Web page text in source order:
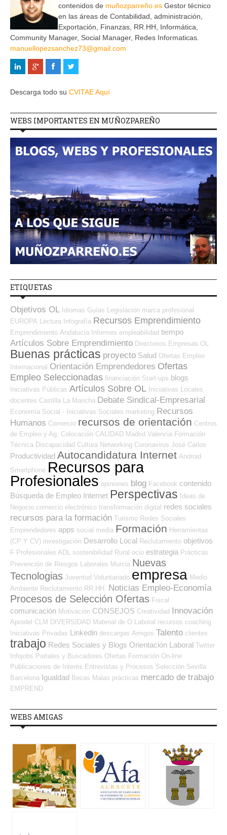
contenidos de muñozparreño.es Gestor técnico
en las áreas de Contabilidad, administración,
Exportación, Finanzas, RR.HH, Informática,
Community Manager, Social Manager, Redes Informaticas.
manuellopezsanchez73@gmail.com
Descarga todo su CVITAE Aquí
WEBS IMPORTANTES EN MUÑOZPAREÑO
ETIQUETAS
Objetivos OL Idiomas Guías Legislación marca profesional
EUROPA Lectura Infografía Recursos Emprendimiento
Emprendimiento Andalucía Informes empleabilidad tiempo
Artículos Sobre Emprendimiento Directorios Empresas OL
Buenas prácticas proyecto Salud Ofertas Empleo
Internacional Orientación Emprendedores Ofertas
Empleo Seleccionadas financiación Start-ups blogs
Iniciativas Públicas Artículos Sobre OL Iniciativas Locales
docentes Castilla La Mancha Debate Sindical-Empresarial
Economía Social - Iniciativas Sociales marketing Recursos
Humanos Comercio recursos de orientación Centros
de Empleo y Ag. Colocación CALIDAD Madrid Valencia Formación
Técnica Discapacidad Cultura Networking Coronavirus José Carlos
Productividad Autocandidatura Internet Android
Smartphone Recursos para
Profesionales opiniones blog Facebook contenido
Búsqueda de Empleo Internet Perspectivas Ideas de
Negocio comercio electrónico transformación digital redes sociales
recursos para la formación Turismo Redes Sociales
Emprendedores apps social media Formación Herramientas
(CP Y CV) investigación Desarrollo Local Reclutamiento objetivos
F Profesionales ADL sostenibilidad Rural ocio estrategia Prácticas
Prevención de Riesgos Laborales Murcia Nuevas
Tecnologias Juventud Voluntariado empresa Medio
Ambiente Reclutamiento RR.HH. Noticias Empleo-Economía
Procesos de Selección Ofertas Fiscal
comunicación Motivación CONSEJOS Creatividad Innovación
Aprodel CLM DIVERSIDAD Material de O.Laboral recursos coaching
Iniciativas Privadas Linkedin descargas Amigos Talento clientes
trabajo Redes Sociales y Blogs Orientación Laboral Twitter
Infojobs Portales y Buscadores Ofertas Formación On-line
Publicaciones de Interés Entrevistas y Procesos Selección Sevilla
Barcelona Igualdad Becas Malas prácticas mercado de trabajo
EMPREND
WEBS AMIGAS